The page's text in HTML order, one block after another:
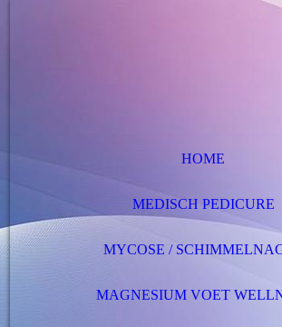
HOME
MEDISCH PEDICURE
MYCOSE /
MAGNESIUM VOET